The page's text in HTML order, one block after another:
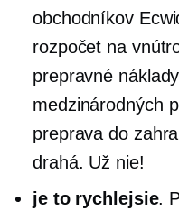
obchodníkov
rozpočet na
prepravné
medzinárodných
preprava do
drahá. Už nie!
je to rychlejsie.